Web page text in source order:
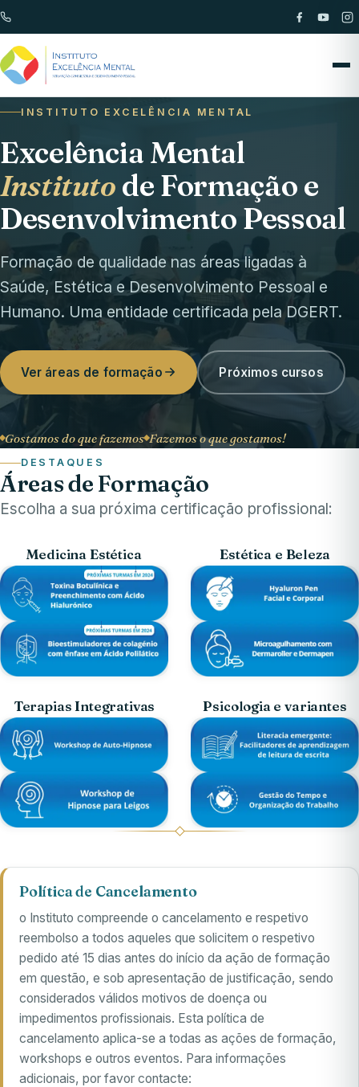
INSTITUTO EXCELÊNCIA MENTAL
Excelência Mental
Instituto de Formação e
Desenvolvimento Pessoal
Formação de qualidade nas áreas ligadas à
Saúde, Estética e Desenvolvimento Pessoal e
Humano. Uma entidade certificada pela DGERT.
Ver áreas de formação Próximos cursos
Gostamos do que fazemos Fazemos o que gostamos!
DESTAQUES
Áreas de Formação
Escolha a sua próxima certificação profissional:
Medicina Estética Estética e Beleza
Terapias Integrativas Psicologia e variantes
Política de Cancelamento
o Instituto compreende o cancelamento e respetivo
reembolso a todos aqueles que solicitem o respetivo
pedido até 15 dias antes do início da ação de formação
em questão, e sob apresentação de justificação, sendo
considerados válidos motivos de doença ou
impedimentos profissionais. Esta política de
cancelamento aplica-se a todas as ações de formação,
workshops e outros eventos. Para informações
adicionais, por favor contacte: